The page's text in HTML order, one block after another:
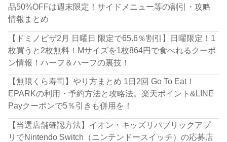
品50%OFFは週末限定！サイドメニュー等の割引・攻略
情報まとめ
【ドミノピザ2月 日曜日 限定で65.6％割引】日曜限定！1
枚買うと2枚無料！Mサイズを1枚864円で食べれるクーポ
ン情報！ハーフ＆ハーフの裏技！
【無限くら寿司】やり方まとめ 1日2回 Go To Eat！
EPARKの利用・予約方法と攻略法。楽天ポイント&LINE
Payクーポンで5％引きも併用を！
【当選店舗確認方法】イオン・キッズリパブリックアプ
リでNintendo Switch（ニンテンドースイッチ）の応募店